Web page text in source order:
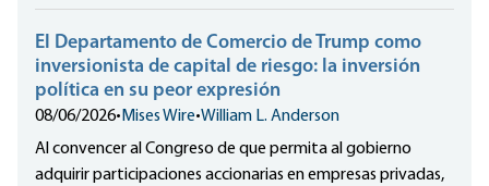
El Departamento de Comercio de Trump como
inversionista de capital de riesgo: la inversión
política en su peor expresión
08/06/2026• Mises Wire•William L. Anderson
Al convencer al Congreso de que permita al gobierno
adquirir participaciones accionarias en empresas privadas,